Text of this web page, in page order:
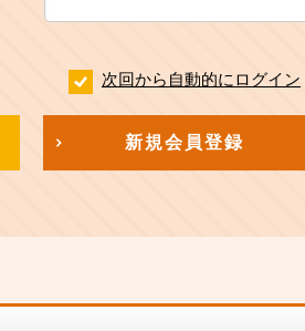
次回から自動的にログイン
新規会員登録